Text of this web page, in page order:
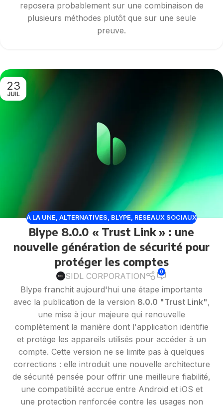
reposera probablement sur une combinaison de
plusieurs méthodes plutôt que sur une seule
preuve.
23
JUIL
À LA UNE, ALTERNATIVES, BLYPE, RÉSEAUX SOCIAUX
Blype 8.0.0 « Trust Link » : une
nouvelle génération de sécurité pour
protéger les comptes
SIDL CORPORATION 0
Blype franchit aujourd'hui une étape importante
avec la publication de la version 8.0.0 "Trust Link",
une mise à jour majeure qui renouvelle
complètement la manière dont l'application identifie
et protège les appareils utilisés pour accéder à un
compte. Cette version ne se limite pas à quelques
corrections : elle introduit une nouvelle architecture
de sécurité pensée pour offrir une meilleure fiabilité,
une compatibilité accrue entre Android et iOS et
une protection renforcée contre les usages non